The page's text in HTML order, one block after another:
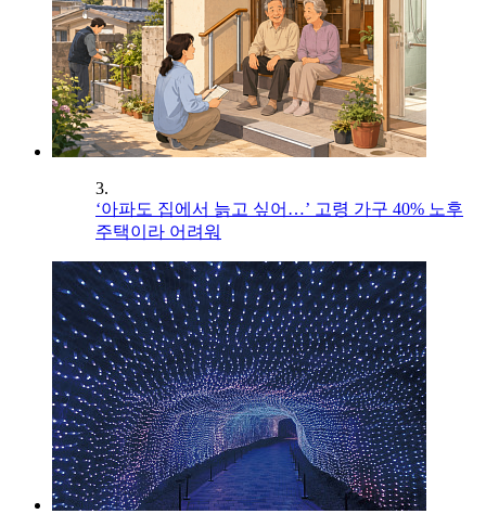
3.
‘아파도 집에서 늙고 싶어…’ 고령 가구 40% 노후
주택이라 어려워